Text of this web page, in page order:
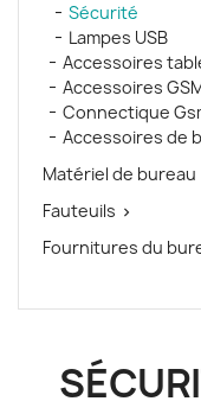
Sécurité
Lampes USB
Accessoires
Accessoires
Connectique
Accessoires de
Matériel de bureau
Fauteuils 
Fournitures du